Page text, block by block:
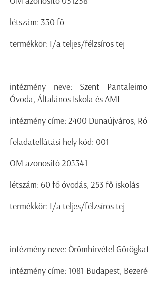
létszám: 330 fő
termékkör: I/a teljes/félzsíros tej
intézmény neve: Szent
Óvoda, Általános Iskola és AMI
intézmény címe: 2400 Dunaújváros,
feladatellátási hely kód: 001
OM azonosító 203341
létszám: 60 fő óvodás, 253 fő iskolás
termékkör: I/a teljes/félzsíros tej
intézmény neve: Örömhírvétel
intézmény címe: 1081 Budapest,